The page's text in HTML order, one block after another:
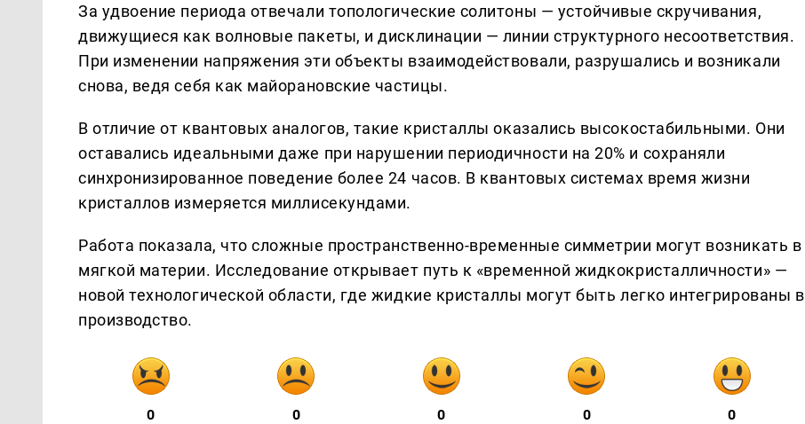
За удвоение периода отвечали топологические солитоны — устойчивые скручивания,
движущиеся как волновые пакеты, и дисклинации — линии структурного несоответствия.
При изменении напряжения эти объекты взаимодействовали, разрушались и возникали
снова, ведя себя как майорановские частицы.
В отличие от квантовых аналогов, такие кристаллы оказались высокостабильными. Они
оставались идеальными даже при нарушении периодичности на 20% и сохраняли
синхронизированное поведение более 24 часов. В квантовых системах время жизни
кристаллов измеряется миллисекундами.
Работа показала, что сложные пространственно-временные симметрии могут возникать в
мягкой материи. Исследование открывает путь к «временной жидкокристалличности» —
новой технологической области, где жидкие кристаллы могут быть легко интегрированы в
производство.
0 0 0 0 0